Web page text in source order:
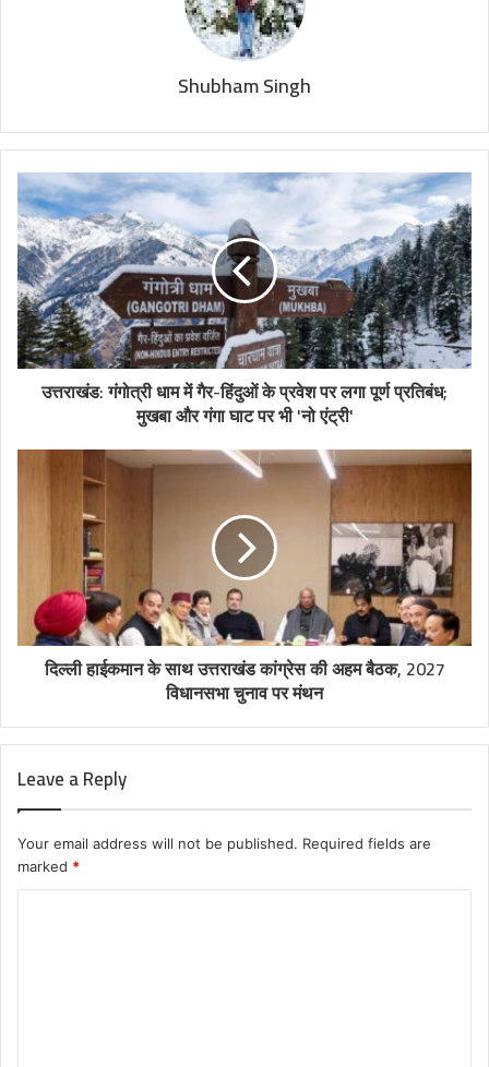
Shubham Singh
उत्तराखंड: गंगोत्री धाम में गैर-हिंदुओं के प्रवेश पर लगा पूर्ण प्रतिबंध;
मुखबा और गंगा घाट पर भी 'नो एंट्री'
दिल्ली हाईकमान के साथ उत्तराखंड कांग्रेस की अहम बैठक, 2027
विधानसभा चुनाव पर मंथन
Leave a Reply
Your email address will not be published. Required fields are
marked *